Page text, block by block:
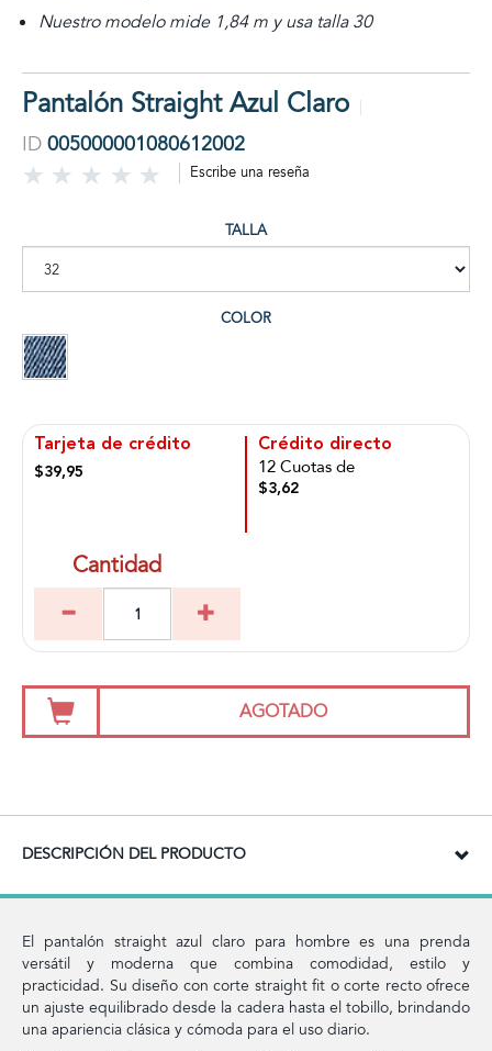
Nuestro modelo mide 1,84 m y usa talla 30
Pantalón Straight Azul Claro
ID 005000001080612002
Escribe una reseña
TALLA
COLOR
Tarjeta de crédito
$39,95
Crédito directo
12 Cuotas de
$3,62
Cantidad
AGOTADO
DESCRIPCIÓN DEL PRODUCTO
El pantalón straight azul claro para hombre es una prenda
versátil y moderna que combina comodidad, estilo y
practicidad. Su diseño con corte straight fit o corte recto ofrece
un ajuste equilibrado desde la cadera hasta el tobillo, brindando
una apariencia clásica y cómoda para el uso diario.